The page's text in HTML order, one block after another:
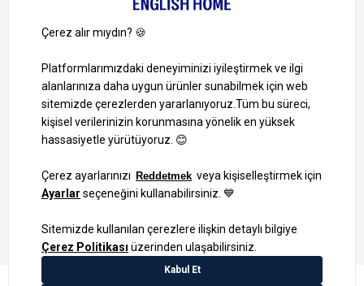
1000 TL ve Üzeri Alışverişlerinizde Kargo Bedava!
Bilgi Toplum Hizmetleri
KVKK Veri İşleme Politikamız
Site Haritası